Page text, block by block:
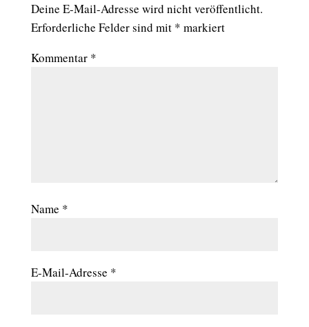
Deine E-Mail-Adresse wird nicht veröffentlicht.
Erforderliche Felder sind mit * markiert
Kommentar *
Name *
E-Mail-Adresse *